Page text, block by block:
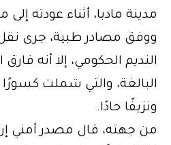
مدينة مادبا، أثناء عودته إلى
ووفق مصادر طبية، جرى
النديم الحكومي، إلا أنه فارق
البالغة، والتي شملت
ونزيفًا حادًا.
من جهته، قال مصدر أمني